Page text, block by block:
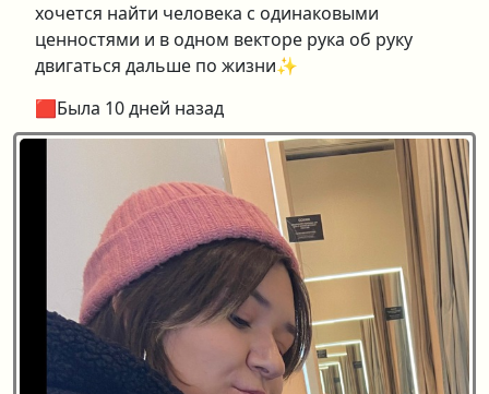
хочется найти человека с одинаковыми
ценностями и в одном векторе рука об руку
двигаться дальше по жизни✨
🟥Была 10 дней назад